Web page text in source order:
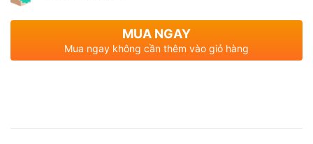
MUA NGAY
Mua ngay không cần thêm vào giỏ hàng